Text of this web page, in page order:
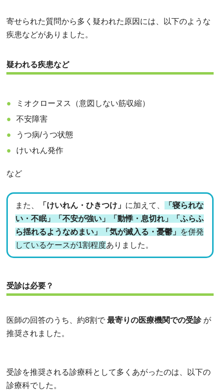
寄せられた質問から多く疑われた原因には、以下のような
疾患などがありました。
疑われる疾患など
ミオクローヌス（意図しない筋収縮）
不安障害
うつ病/うつ状態
けいれん発作
など
また、 「けいれん・ひきつけ」 に加えて、
「寝られな
い・不眠」「不安が強い」「動悸・息切れ」「ふらふ
ら揺れるようなめまい」「気が滅入る・憂鬱」 を併発
しているケースが1割程度ありました。
受診は必要？
医師の回答のうち、約8割で 最寄りの医療機関での受診 が
推奨されました。
受診を推奨される診療科として多くあがったのは、以下の
診療科でした。